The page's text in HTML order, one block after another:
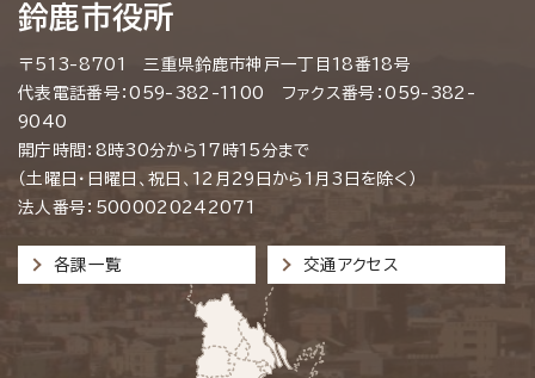
鈴鹿市役所
〒513-8701 三重県鈴鹿市神戸一丁目18番18号
代表電話番号：059-382-1100 ファクス番号：059-382-
9040
開庁時間：8時30分から17時15分まで
（土曜日・日曜日、祝日、12月29日から1月3日を除く）
法人番号：5000020242071
各課一覧 交通アクセス